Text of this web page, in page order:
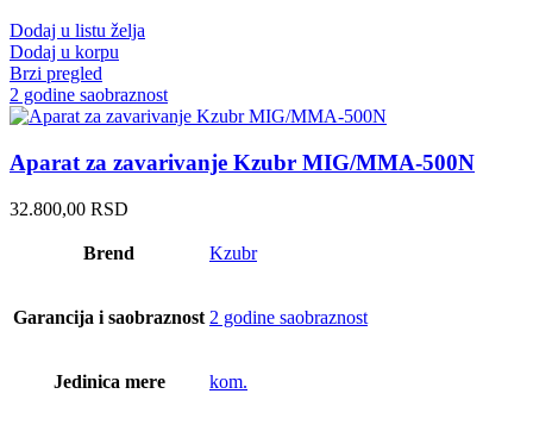
Dodaj u listu želja
Dodaj u korpu
Brzi pregled
2 godine saobraznost
Aparat za zavarivanje Kzubr MIG/MMA-500N
32.800,00 RSD
Brend Kzubr
Garancija i saobraznost 2 godine saobraznost
Jedinica mere kom.